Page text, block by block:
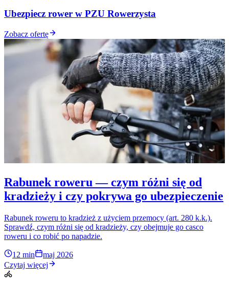
Ubezpiecz rower w PZU Rowerzysta
Zobacz ofertę
Rabunek roweru — czym różni się od
kradzieży i czy pokrywa go ubezpieczenie
Rabunek roweru to kradzież z użyciem przemocy (art. 280 k.k.).
Sprawdź, czym różni się od kradzieży, czy obejmuje go casco
roweru i co robić po napadzie.
12 min
maj 2026
Czytaj więcej